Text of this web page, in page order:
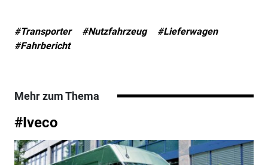
#Transporter #Nutzfahrzeug
#Lieferwagen
#Fahrbericht
Mehr zum Thema
#Iveco